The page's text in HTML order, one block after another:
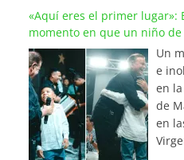
de
Esta
en
«Aquí eres el primer lugar»:
momento en que un niño de
en llanto al cantar con Iván
Un
e
en
de
en